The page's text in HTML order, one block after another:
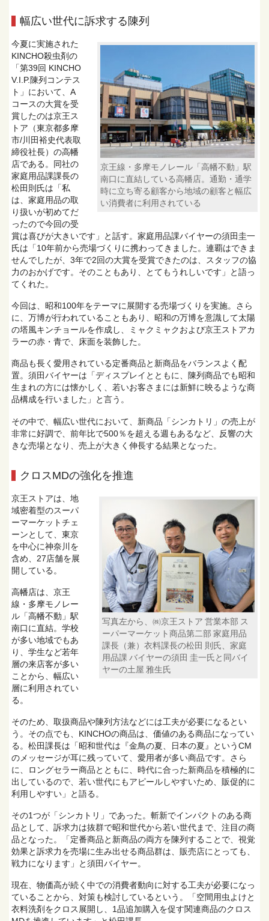
幅広い世代に訴求する陳列
京王線・多摩モノレール「高幡不動」駅
南口に直結している高幡店。通勤・通学
時に立ち寄る顧客から地域の顧客と幅広
い消費者に利用されている
今夏に実施された
KINCHO殺虫剤の
「第39回 KINCHO
V.I.P.陳列コンテス
ト」において、A
コースの大賞を受
賞したのは京王ス
トア（東京都多摩
市/川田裕史代表取
締役社長）の高幡
店である。同社の
家庭用品課課長の
松田則氏は「私
は、家庭用品の取
り扱いが初めてだ
ったので今回の受
賞は喜びが大きいです」と話す。家庭用品課バイヤーの須田圭一
氏は「10年前から売場づくりに携わってきました。連覇はできま
せんでしたが、3年で2回の大賞を受賞できたのは、スタッフの協
力のおかげです。そのこともあり、とてもうれしいです」と語っ
てくれた。
今回は、昭和100年をテーマに展開する売場づくりを実施。さら
に、万博が行われていることもあり、昭和の万博を意識して太陽
の塔風キンチョールを作成し、ミャクミャクおよび京王ストアカ
ラーの赤・青で、床面を装飾した。
商品も長く愛用されている定番商品と新商品をバランスよく配
置。須田バイヤーは「ディスプレイとともに、陳列商品でも昭和
生まれの方には懐かしく、若いお客さまには新鮮に映るような商
品構成を行いました」と言う。
その中で、幅広い世代において、新商品「シンカトリ」の売上が
非常に好調で、前年比で500％を超える週もあるなど、反響の大
きな売場となり、売上が大きく伸長する結果となった。
クロスMDの強化を推進
写真左から、㈱京王ストア 営業本部 ス
ーパーマーケット商品第二部 家庭用品
課長（兼）衣料課長の松田 則氏、家庭
用品課 バイヤーの須田 圭一氏と同バイ
ヤーの土屋 雅生氏
京王ストアは、地
域密着型のスーパ
ーマーケットチェ
ーンとして、東京
を中心に神奈川を
含め、27店舗を展
開している。
高幡店は、京王
線・多摩モノレー
ル「高幡不動」駅
南口に直結。学校
が多い地域でもあ
り、学生など若年
層の来店客が多い
ことから、幅広い
層に利用されてい
る。
そのため、取扱商品や陳列方法などには工夫が必要になるとい
う。その点でも、KINCHOの商品は、価値のある商品になってい
る。松田課長は「昭和世代は『金鳥の夏、日本の夏』というCM
のメッセージが耳に残っていて、愛用者が多い商品です。さら
に、ロングセラー商品とともに、時代に合った新商品を積極的に
出しているので、若い世代にもアピールしやすいため、販促的に
利用しやすい」と語る。
その1つが「シンカトリ」であった。斬新でインパクトのある商
品として、訴求力は抜群で昭和世代から若い世代まで、注目の商
品となった。「定番商品と新商品の両方を陳列することで、視覚
効果と訴求力を売場に生み出せる商品群は、販売店にとっても、
戦力になります」と須田バイヤー。
現在、物価高が続く中での消費者動向に対する工夫が必要になっ
ていることから、対策も検討しているという。「空間用虫よけと
衣料洗剤をクロス展開し、1品追加購入を促す関連商品のクロス